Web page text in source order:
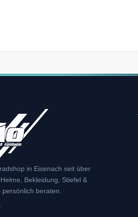
in Eisenach seit über
Bekleidung, Stiefel &
beraten.